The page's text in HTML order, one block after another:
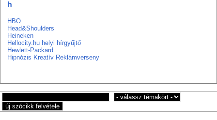
h
HBO
Head&Shoulders
Heineken
Hellocity.hu helyi hírgyűjtő
Hewlett-Packard
Hipnózis Kreatív Reklámverseny